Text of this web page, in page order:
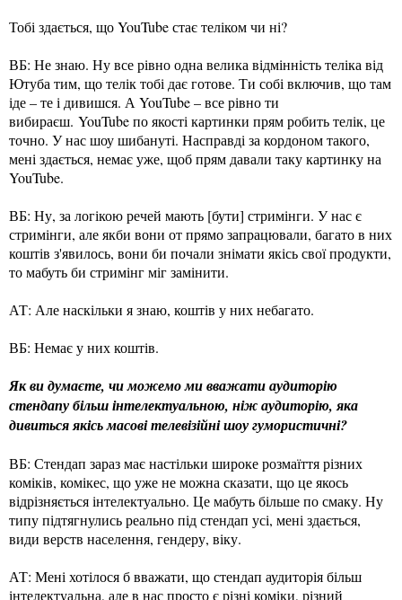
Тобі здається, що YouTube стає теліком чи ні?
ВБ: Не знаю. Ну все рівно одна велика відмінність теліка від
Ютуба тим, що телік тобі дає готове. Ти собі включив, що там
іде – те і дивишся. А YouTube – все рівно ти
вибираєш. YouTube по якості картинки прям робить телік, це
точно. У нас шоу шибануті. Насправді за кордоном такого,
мені здається, немає уже, щоб прям давали таку картинку на
YouTube.
ВБ: Ну, за логікою речей мають [бути] стримінги. У нас є
стримінги, але якби вони от прямо запрацювали, багато в них
коштів з'явилось, вони би почали знімати якісь свої продукти,
то мабуть би стримінг міг замінити.
АТ: Але наскільки я знаю, коштів у них небагато.
ВБ: Немає у них коштів.
Як ви думаєте, чи можемо ми вважати аудиторію
стендапу більш інтелектуальною, ніж аудиторію, яка
дивиться якісь масові телевізійні шоу гумористичні?
ВБ: Стендап зараз має настільки широке розмаїття різних
коміків, комікес, що уже не можна сказати, що це якось
відрізняється інтелектуально. Це мабуть більше по смаку. Ну
типу підтягнулись реально під стендап усі, мені здається,
види верств населення, гендеру, віку.
АТ: Мені хотілося б вважати, що стендап аудиторія більш
інтелектуальна, але в нас просто є різні коміки, різний